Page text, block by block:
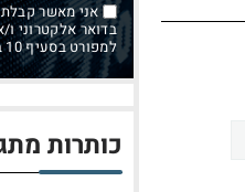
אני מאשר קבלת
בדואר אלקטרוני
למפורט בסעיף 10 בתנאי השימוש
כותרות